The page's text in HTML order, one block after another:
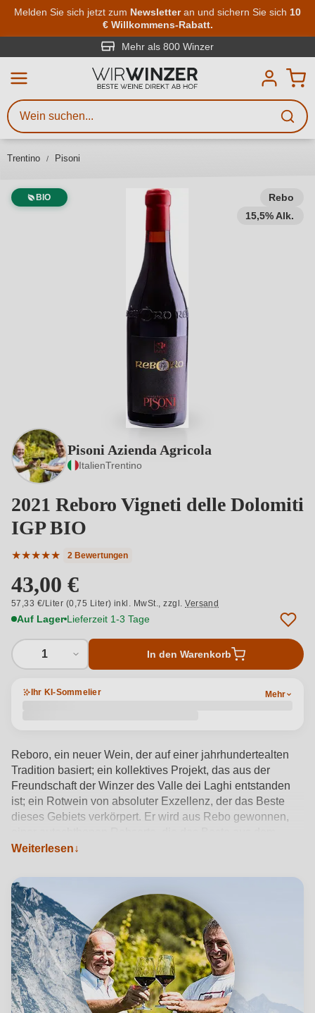
Zum Hauptinhalt springen
Melden Sie sich jetzt zum Newsletteran und sichern Sie sich 10
€ Willkommens-Rabatt.
Mehr als 800 Winzer
Trentino Pisoni
Rebo
15,5% Alk.
BIO
Pisoni Azienda Agricola
ItalienTrentino
2021 Reboro Vigneti delle Dolomiti
IGP BIO
★★★★★
Durchschnittliche Bewertung von 5 von 5 Sternen
2 Bewertungen
43,00 €
57,33 €/Liter (0,75 Liter) inkl. MwSt.,zzgl.Versand
Auf Lager Lieferzeit 1-3 Tage
1 In den Warenkorb
Ihr KI-Sommelier Mehr
Reboro, ein neuer Wein, der auf einer jahrhundertealten
Tradition basiert; ein kollektives Projekt, das aus der
Freundschaft der Winzer des Valle dei Laghi entstanden
ist; ein Rotwein von absoluter Exzellenz, der das Beste
dieses Gebiets verkörpert. Er wird aus Rebo gewonnen,
Merlot und dem Teroldego übernommen hat, deren Tochter
geerntet werden, werden bis Ende November auf den
"arele" getrocknet, den Gestellen, die auch für die
Herstellung des berühmten Vino Santo Trentino Doc
verwendet werden. Das Ergebnis ist ein Wein von großer
Struktur, mit intensiven Aromen von reifen roten Früchten
und Marmelade und einem vollen und weichen
Mundgefühl mit langem Abgang. Ein kostbares Juwel, auf
das wir stolz sind.Produktdetails anzeigen →
Weiterlesen
Weinsuche
Mindestens 3 Zeichen eingeben
Beschreiben Sie, welchen Wein
Sie suchen – ob nach Geschmack,